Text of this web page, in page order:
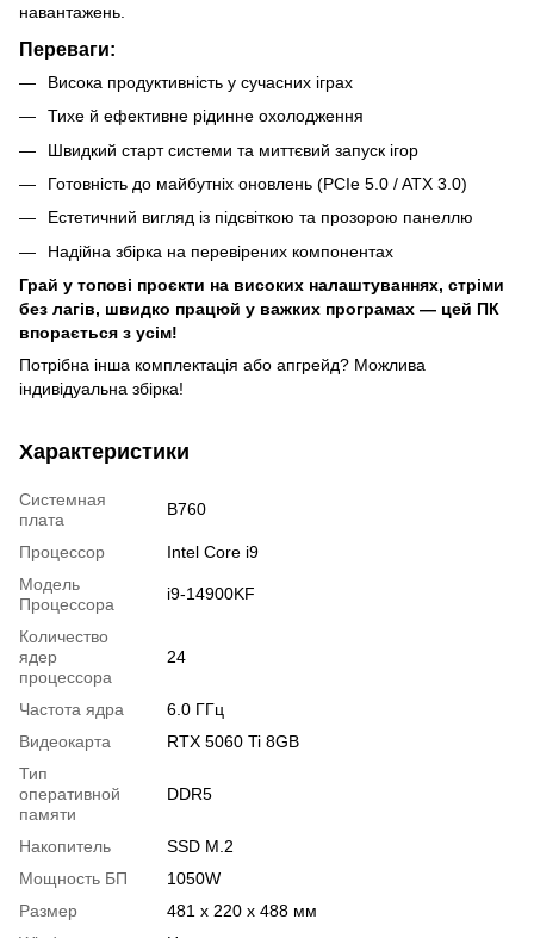
навантажень.
Переваги:
Висока продуктивність у сучасних іграх
Тихе й ефективне рідинне охолодження
Швидкий старт системи та миттєвий запуск ігор
Готовність до майбутніх оновлень (PCIe 5.0 / ATX 3.0)
Естетичний вигляд із підсвіткою та прозорою панеллю
Надійна збірка на перевірених компонентах
Грай у топові проєкти на високих налаштуваннях, стріми
без лагів, швидко працюй у важких програмах — цей ПК
впорається з усім!
Потрібна інша комплектація або апгрейд? Можлива
індивідуальна збірка!
Характеристики
Системная
плата
B760
Процессор
Intel Core i9
Модель
Процессора
i9-14900KF
Количество
ядер
процессора
24
Частота ядра
6.0 ГГц
Видеокарта
RTX 5060 Ti 8GB
Тип
оперативной
памяти
DDR5
Накопитель
SSD M.2
Мощность БП
1050W
Размер
481 x 220 x 488 мм